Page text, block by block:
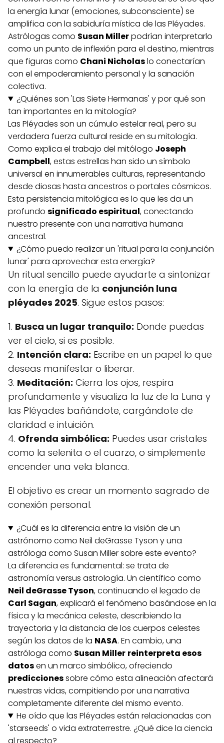
la energía lunar (emociones, subconsciente) se
amplifica con la sabiduría mística de las Pléyades.
Astrólogas como Susan Millerpodrían interpretarlo
como un punto de inflexión para el destino, mientras
que figuras como Chani Nicholaslo conectarían
con el empoderamiento personal y la sanación
colectiva.
¿Quiénes son 'Las Siete Hermanas' y por qué son
tan importantes en la mitología?
Las Pléyades son un cúmulo estelar real, pero su
verdadera fuerza cultural reside en su mitología.
Como explica el trabajo del mitólogo Joseph
Campbell, estas estrellas han sido un símbolo
universal en innumerables culturas, representando
desde diosas hasta ancestros o portales cósmicos.
Esta persistencia mitológica es lo que les da un
profundo significado espiritual, conectando
nuestro presente con una narrativa humana
ancestral.
¿Cómo puedo realizar un 'ritual para la conjunción
lunar' para aprovechar esta energía?
Un ritual sencillo puede ayudarte a sintonizar
con la energía de la conjunción luna
pléyades 2025. Sigue estos pasos:
1. Busca un lugar tranquilo: Donde puedas
ver el cielo, si es posible.
2. Intención clara: Escribe en un papel lo que
deseas manifestar o liberar.
3. Meditación: Cierra los ojos, respira
profundamente y visualiza la luz de la Luna y
las Pléyades bañándote, cargándote de
claridad e intuición.
4. Ofrenda simbólica: Puedes usar cristales
como la selenita o el cuarzo, o simplemente
encender una vela blanca.
El objetivo es crear un momento sagrado de
conexión personal.
¿Cuál es la diferencia entre la visión de un
astrónomo como Neil deGrasse Tyson y una
astróloga como Susan Miller sobre este evento?
La diferencia es fundamental: se trata de
astronomía versus astrología. Un científico como
Neil deGrasse Tyson, continuando el legado de
Carl Sagan, explicará el fenómeno basándose en la
física y la mecánica celeste, describiendo la
trayectoria y la distancia de los cuerpos celestes
según los datos de la NASA. En cambio, una
astróloga como Susan Miller reinterpreta esos
datosen un marco simbólico, ofreciendo
prediccionessobre cómo esta alineación afectará
nuestras vidas, compitiendo por una narrativa
completamente diferente del mismo evento.
He oído que las Pléyades están relacionadas con
'starseeds' o vida extraterrestre. ¿Qué dice la ciencia